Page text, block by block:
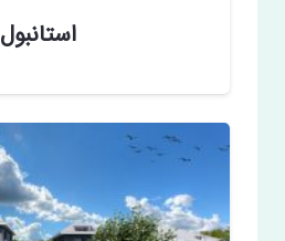
استانبول